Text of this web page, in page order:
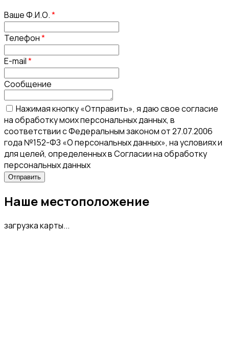
Ваше Ф.И.О.*
Телефон*
E-mail*
Сообщение
Нажимая кнопку «Отправить», я даю свое согласие
на обработку моих персональных данных, в
соответствии с Федеральным законом от 27.07.2006
года №152-ФЗ «О персональных данных», на условиях и
для целей, определенных в Согласии на обработку
персональных данных
Наше местоположение
загрузка карты...